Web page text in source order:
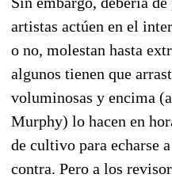
artistas actúen en el
o no, molestan hasta
algunos tienen que
voluminosas y encima
Murphy) lo hacen en
de cultivo para echarse
contra. Pero a los